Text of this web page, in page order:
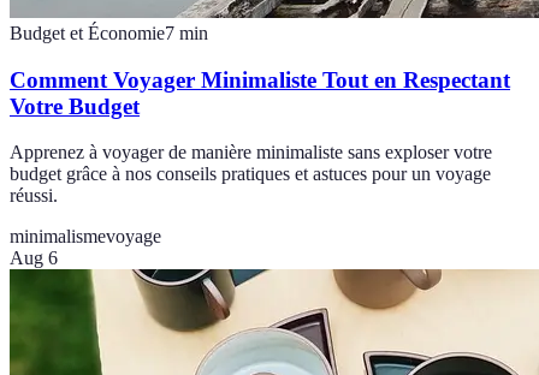
Budget et Économie7 min
Comment Voyager Minimaliste Tout en Respectant
Votre Budget
Apprenez à voyager de manière minimaliste sans exploser votre
budget grâce à nos conseils pratiques et astuces pour un voyage
réussi.
minimalismevoyage
Aug 6